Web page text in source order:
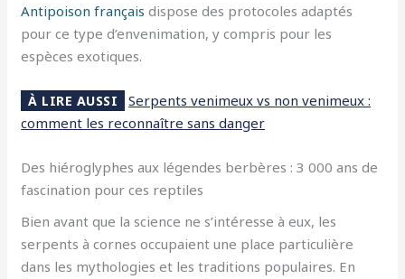
Antipoison français dispose des protocoles adaptés
pour ce type d’envenimation, y compris pour les
espèces exotiques.
À LIRE AUSSI
Serpents venimeux vs non venimeux :
comment les reconnaître sans danger
Des hiéroglyphes aux légendes berbères : 3 000 ans de
fascination pour ces reptiles
Bien avant que la science ne s’intéresse à eux, les
serpents à cornes occupaient une place particulière
dans les mythologies et les traditions populaires. En